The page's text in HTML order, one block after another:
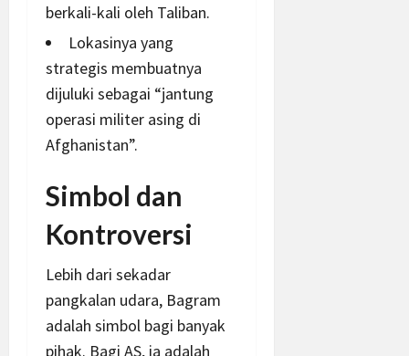
berkali-kali oleh Taliban.
Lokasinya yang
strategis membuatnya
dijuluki sebagai “jantung
operasi militer asing di
Afghanistan”.
Simbol dan
Kontroversi
Lebih dari sekadar
pangkalan udara, Bagram
adalah simbol bagi banyak
pihak. Bagi AS, ia adalah